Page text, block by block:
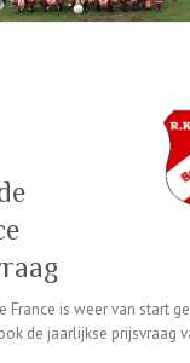
France is weer van start
de jaarlijkse prijsvraag